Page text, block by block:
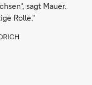
sagt Mauer.
Rolle.“